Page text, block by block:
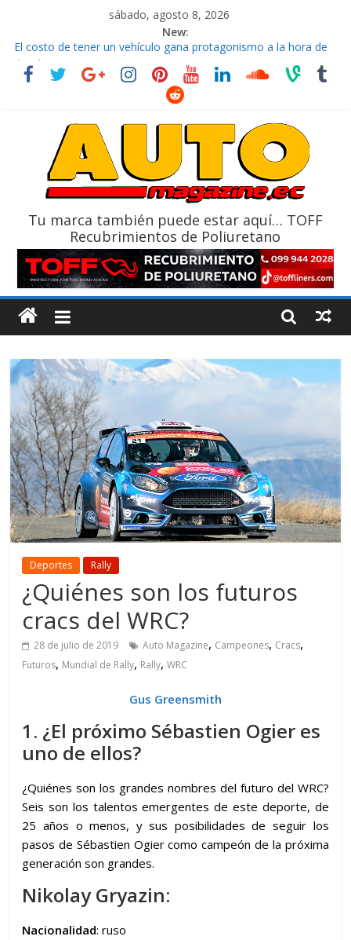
sábado, agosto 8, 2026
New:
El costo de tener un vehículo gana protagonismo a la hora de
decidir
Ultima película ‘Spider‑Man: Brand New Day’ pone en escena a
La Vuelta al Ecuador 2026, edición 47ª, recorre 7 provincias en 8
La FEDAK recibe 12 Sinotruk Bolden para cubrir las rutas de La
Tu marca también puede estar aquí… TOFF
Recubrimientos de Poliuretano
Deportes Rally
¿Quiénes son los futuros
cracs del WRC?
28 de julio de 2019 Auto Magazine, Campeones, Cracs,
Futuros, Mundial de Rally, Rally,WRC
Gus Greensmith
1. ¿El próximo Sébastien Ogier es
uno de ellos?
¿Quiénes son los grandes nombres del futuro del WRC?
Seis son los talentos emergentes de este deporte, de
25 años o menos, y sus posibilidades de seguir los
pasos de Sébastien Ogier como campeón de la próxima
generación son grandes.
Nikolay Gryazin:
Nacionalidad: ruso